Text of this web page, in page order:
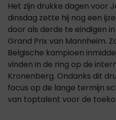
Het zijn drukke dagen voor
dinsdag zette hij nog een
door als derde te eindigen
Grand Prix van Mannheim.
Belgische kampioen
vinden in de ring op de
Kronenberg. Ondanks dit
focus op de lange termijn
van toptalent voor de